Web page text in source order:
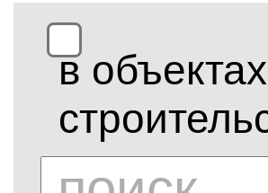
в объектах